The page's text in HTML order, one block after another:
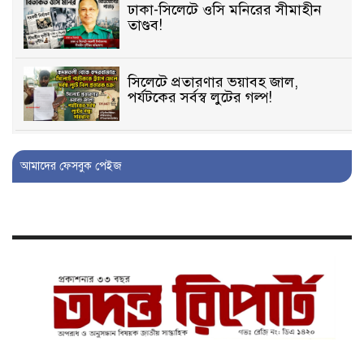
ঢাকা-সিলেটে ওসি মনিরের সীমাহীন
তাণ্ডব!
সিলেটে প্রতারণার ভয়াবহ জাল,
পর্যটকের সর্বস্ব লুটের গল্প!
বিআইডিসি’তে ১৫ বছরের দখলদারিত্ব
ভ্রূণহত্যার অপচেষ্টা, গোয়াইনঘাট জুড়ে
মোগলাবাজার থানা কার কবলে?
আমাদের ফেসবুক পেইজ